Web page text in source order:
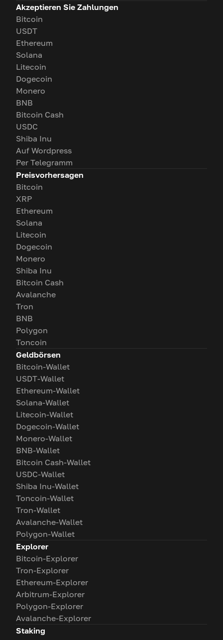
Akzeptieren Sie Zahlungen
Bitcoin
USDT
Ethereum
Solana
Litecoin
Dogecoin
Monero
BNB
Bitcoin Cash
USDC
Shiba Inu
Auf Wordpress
Per Telegramm
Preisvorhersagen
Bitcoin
XRP
Ethereum
Solana
Litecoin
Dogecoin
Monero
Shiba Inu
Bitcoin Cash
Avalanche
Tron
BNB
Polygon
Toncoin
Geldbörsen
Bitcoin-Wallet
USDT-Wallet
Ethereum-Wallet
Solana-Wallet
Litecoin-Wallet
Dogecoin-Wallet
Monero-Wallet
BNB-Wallet
Bitcoin Cash-Wallet
USDC-Wallet
Shiba Inu-Wallet
Toncoin-Wallet
Tron-Wallet
Avalanche-Wallet
Polygon-Wallet
Explorer
Bitcoin-Explorer
Tron-Explorer
Ethereum-Explorer
Arbitrum-Explorer
Polygon-Explorer
Avalanche-Explorer
Staking